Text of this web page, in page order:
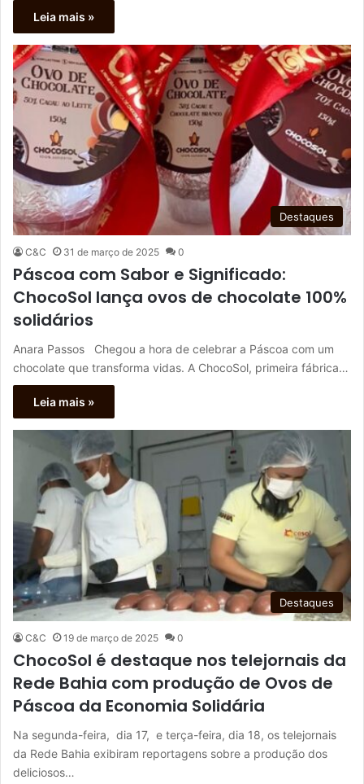
Leia mais »
Destaques
C&C 31 de março de 2025 0
Páscoa com Sabor e Significado:
ChocoSol lança ovos de chocolate 100%
solidários
Anara Passos Chegou a hora de celebrar a Páscoa com um
chocolate que transforma vidas. A ChocoSol, primeira fábrica…
Leia mais »
Destaques
C&C 19 de março de 2025 0
ChocoSol é destaque nos telejornais da
Rede Bahia com produção de Ovos de
Páscoa da Economia Solidária
Na segunda-feira, dia 17, e terça-feira, dia 18, os telejornais
da Rede Bahia exibiram reportagens sobre a produção dos
deliciosos…